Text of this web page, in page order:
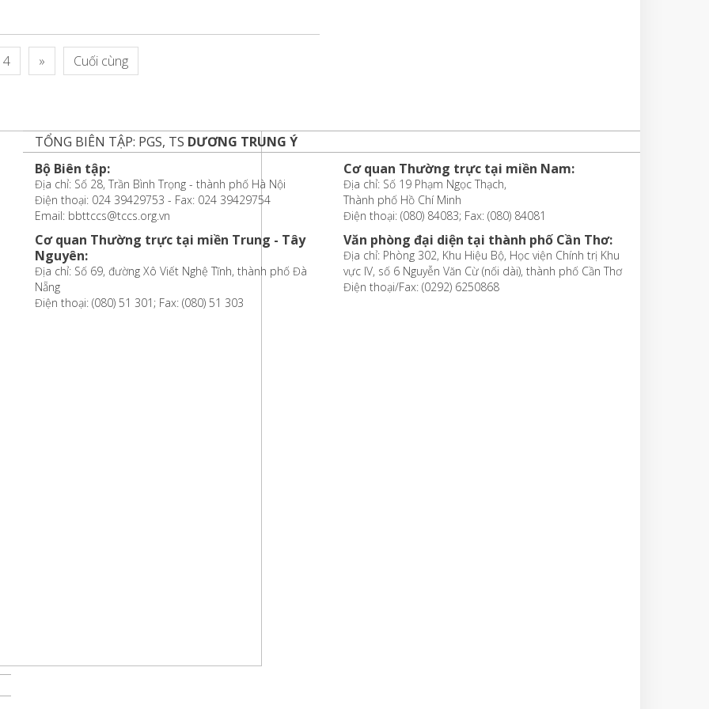
4 » Cuối cùng
TỔNG BIÊN TẬP: PGS, TS DƯƠNG TRUNG Ý
Bộ Biên tập:
Địa chỉ: Số 28, Trần Bình Trọng - thành phố Hà Nội
Điện thoại: 024 39429753 - Fax: 024 39429754
Email: bbttccs@tccs.org.vn
Cơ quan Thường trực tại miền Trung - Tây
Nguyên:
Địa chỉ: Số 69, đường Xô Viết Nghệ Tĩnh, thành phố Đà
Nẵng
Điện thoại: (080) 51 301; Fax: (080) 51 303
Cơ quan Thường trực tại miền Nam:
Địa chỉ: Số 19 Phạm Ngọc Thạch,
Thành phố Hồ Chí Minh
Điện thoại: (080) 84083; Fax: (080) 84081
Văn phòng đại diện tại thành phố Cần Thơ:
Địa chỉ: Phòng 302, Khu Hiệu Bộ, Học viện Chính trị Khu
vực IV, số 6 Nguyễn Văn Cừ (nối dài), thành phố Cần Thơ
Điện thoại/Fax: (0292) 6250868